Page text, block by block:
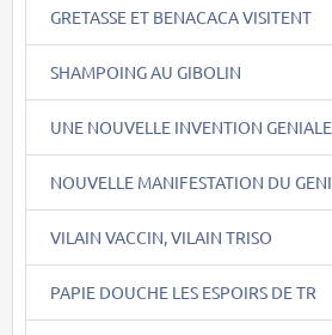
GRETASSE ET BENACACA VISITENT
SHAMPOING AU GIBOLIN
UNE NOUVELLE INVENTION GENIALE
NOUVELLE MANIFESTATION DU GENI
VILAIN VACCIN, VILAIN TRISO
PAPIE DOUCHE LES ESPOIRS DE TR